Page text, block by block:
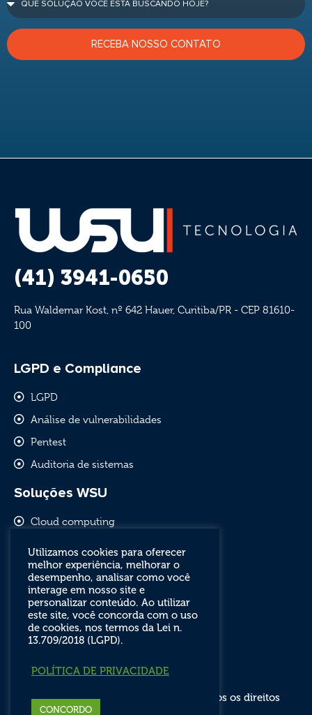
RECEBA NOSSO CONTATO
(41) 3941-0650
Rua Waldemar Kost, nº 642 Hauer, Curitiba/PR - CEP 81610-
100
LGPD e Compliance
LGPD
Análise de vulnerabilidades
Pentest
Auditoria de sistemas
Soluções WSU
Cloud computing
Software livre e outsourcing
Segurança de redes
WSU Tecnologia © 2012 a 2025 - Todos os direitos
Utilizamos cookies para oferecer
melhor experiência, melhorar o
desempenho, analisar como você
interage em nosso site e
personalizar conteúdo. Ao utilizar
este site, você concorda com o uso
de cookies, nos termos da Lei n.
13.709/2018 (LGPD).
POLÍTICA DE PRIVACIDADE
CONCORDO